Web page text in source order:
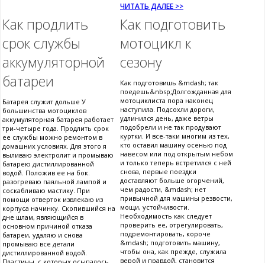
ЧИТАТЬ ДАЛЕЕ >>
Как продлить
срок службы
аккумуляторной
батареи
Батарея служит дольше У
большинства мотоциклов
аккумуляторная батарея работает
три-четыре года. Продлить срок
ее службы можно ремонтом в
домашних условиях. Для этого я
выливаю электролит и промываю
батарею дистиллированной
водой. Положив ее на бок.
разогреваю паяльной лампой и
соскабливаю мастику. При
помощи отверток извлекаю из
корпуса начинку. Скопившийся на
дне шлам, являющийся в
основном причиной отказа
батареи, удаляю и снова
промываю все детали
дистиллированной водой.
Как подготовить
мотоцикл к
сезону
Как подготовишь &mdash; так
поедешь&nbsp;Долгожданная для
мотоциклиста пора наконец
наступила. Подсохли дороги,
удлинился день, даже ветры
подобрели и не так продувают
куртки. И все-таки многим из тех,
кто оставил машину осенью под
навесом или под открытым небом
и только теперь встретился с ней
снова, первые поездки
доставляют больше огорчений,
чем радости, &mdash; нет
привычной для машины резвости,
мощи, устойчивости.
Необходимость как следует
проверить ее, отрегулировать,
подремонтировать, короче
&mdash; подготовить машину,
чтобы она, как прежде, служила
верой и правдой, становится